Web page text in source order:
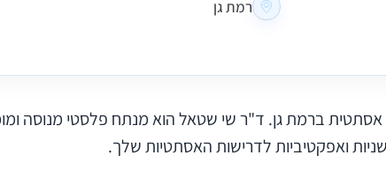
רמת גן
ברמת גן. ד"ר שי שטאל הוא מנתח פלסטי מנוסה
ואפקטיביות לדרישות האסתטיות שלך.